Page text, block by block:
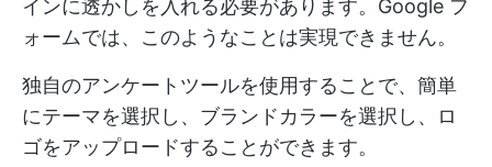
インに透かしを入れる必要があります。Google フ
ォームでは、このようなことは実現できません。
独自のアンケートツールを使用することで、簡単
にテーマを選択し、ブランドカラーを選択し、ロ
ゴをアップロードすることができます。